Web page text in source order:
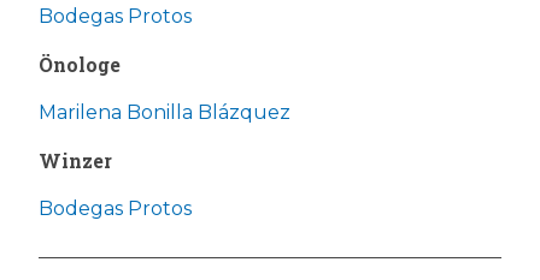
Bodegas Protos
Önologe
Marilena Bonilla Blázquez
Winzer
Bodegas Protos